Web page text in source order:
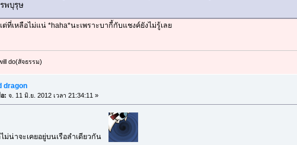
พบุรุษ
ต่ที่เหลือไม่แน่ *haha*นะเพราะบากี้กับแชงค์ยังไม่รู้เลย
do(สัจธรรม)
dragon
: จ. 11 มิ.ย. 2012 เวลา 21:34:11 »
ม่น่าจะเคยอยู่บนเรือลำเดียวกัน